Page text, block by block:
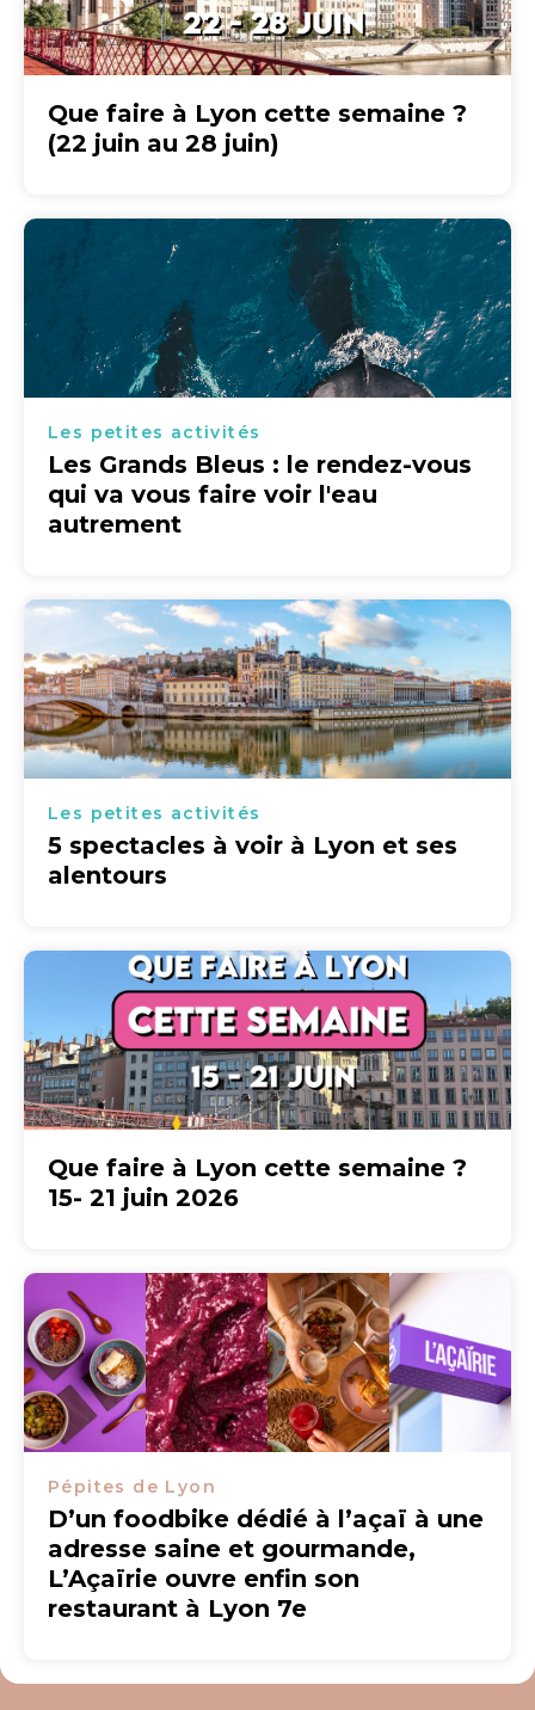
Que faire à Lyon cette semaine ?
(22 juin au 28 juin)
Les petites activités
Les Grands Bleus : le rendez-vous
qui va vous faire voir l'eau
autrement
Les petites activités
5 spectacles à voir à Lyon et ses
alentours
Que faire à Lyon cette semaine ?
15- 21 juin 2026
Pépites de Lyon
D’un foodbike dédié à l’açaï à une
adresse saine et gourmande,
L’Açaïrie ouvre enfin son
restaurant à Lyon 7e